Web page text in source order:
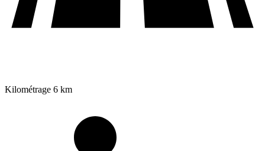
Kilométrage 6 km